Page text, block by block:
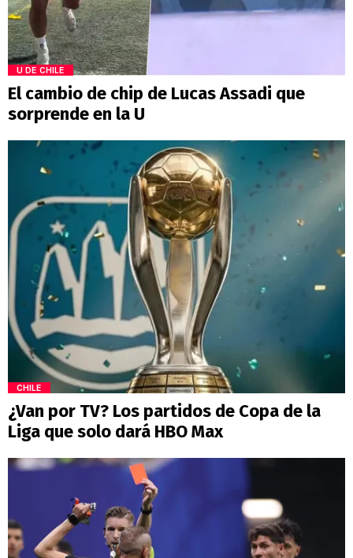
U DE CHILE
El cambio de chip de Lucas Assadi que
sorprende en la U
CHILE
¿Van por TV? Los partidos de Copa de la
Liga que solo dará HBO Max